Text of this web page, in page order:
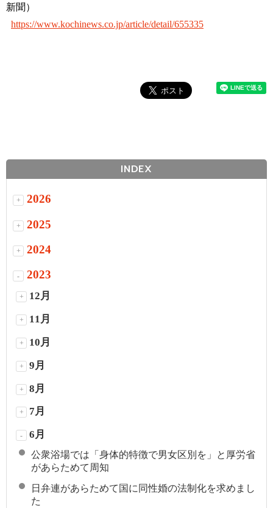
新聞）
https://www.kochinews.co.jp/article/detail/655335
INDEX
+ 2026
+ 2025
+ 2024
- 2023
+ 12月
+ 11月
+ 10月
+ 9月
+ 8月
+ 7月
- 6月
公衆浴場では「身体的特徴で男女区別を」と厚労省
があらためて周知
日弁連があらためて国に同性婚の法制化を求めまし
た